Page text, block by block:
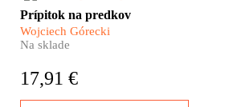
Niektoré miesta na svete sú
možno priďaleko. Ukrývajú sa
za vysokými horami. Alebo sú
príliš cudzie. Skrátka –
Južného Kaukazu, Arménsko,
Prípitok na predkov
Wojciech Górecki
Na sklade
17,91 €